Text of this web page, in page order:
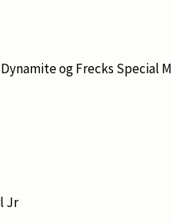
og Frecks Special M
Jr